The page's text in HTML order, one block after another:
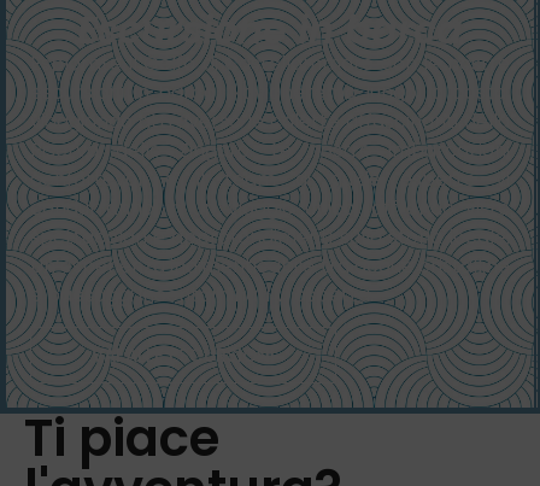
Escursione in barca
Esplorate il Golfo di Castellammare con le nostre
escursioni in barca. Navigheremo lungo la costa,
viaggiando attraverso le calette affascinanti della
Riserva dello Zingaro. Le nostre imbarcazioni
confortevoli e il team di guide esperte vi
condurranno in un viaggio unico, offrendo viste
spettacolari e approfondimenti sulla storia locale.
Un’esperienza indimenticabile tra acque cristalline
e paesaggi incontaminati vi aspetta.
VAI ALLE ESCURSIONI
Ti piace